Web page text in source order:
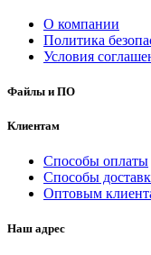
О компании
Политика
Условия
Файлы и ПО
Клиентам
Способы оплаты
Способы
Оптовым
Наш адрес